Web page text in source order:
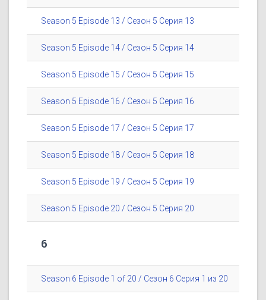
Season 5 Episode 13 / Сезон 5 Серия 13
Season 5 Episode 14 / Сезон 5 Серия 14
Season 5 Episode 15 / Сезон 5 Серия 15
Season 5 Episode 16 / Сезон 5 Серия 16
Season 5 Episode 17 / Сезон 5 Серия 17
Season 5 Episode 18 / Сезон 5 Серия 18
Season 5 Episode 19 / Сезон 5 Серия 19
Season 5 Episode 20 / Сезон 5 Серия 20
6
Season 6 Episode 1 of 20 / Сезон 6 Серия 1 из 20